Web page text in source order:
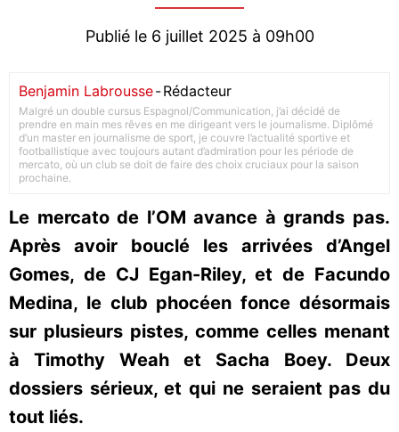
Publié le 6 juillet 2025 à 09h00
Benjamin Labrousse-Rédacteur
Malgré un double cursus Espagnol/Communication, j’ai décidé de
prendre en main mes rêves en me dirigeant vers le journalisme. Diplômé
d’un master en journalisme de sport, je couvre l’actualité sportive et
footballistique avec toujours autant d’admiration pour les période de
mercato, où un club se doit de faire des choix cruciaux pour la saison
prochaine.
Le mercato de l’OM avance à grands pas.
Après avoir bouclé les arrivées d’Angel
Gomes, de CJ Egan-Riley, et de Facundo
Medina, le club phocéen fonce désormais
sur plusieurs pistes, comme celles menant
à Timothy Weah et Sacha Boey. Deux
dossiers sérieux, et qui ne seraient pas du
tout liés.